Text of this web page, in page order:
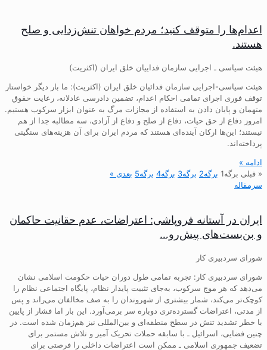
اعدام‌ها را متوقف کنید؛ مردم خواهان تنش‌زدایی و صلح
هستند.
هیئت سیاسی ـ اجرایی سازمان فداییان خلق ایران (اکثریت)
هیئت سیاسی-اجرایی سازمان فدائیان خلق ایران (اکثریت): ما بار دیگر خواستار
توقف فوری اجرای تمامی احکام اعدام، تضمین دادرسی عادلانه، رعایت حقوق
متهمان و پایان دادن به استفاده از مجازات مرگ به عنوان ابزار سرکوب هستیم.
امروز دفاع از حق حیات، دفاع از صلح و دفاع از آزادی، سه مطالبه جدا از هم
نیستند؛ این‌ها ارکان آینده‌ای هستند که مردم ایران برای آن هزینه‌های سنگینی
پرداخته‌اند.
ادامه »
« قبلی برگه1 برگه2 برگه3 برگه4 برگه5 بعدی »
سرمقاله
ایران در آستانه فروپاشی: اعتراضات، عدم حقانیت حاکمان
و بن‌بست‌های پیش‌رو…
شورای سردبیری کار
شورای سردبیری کار: تجربه تمامی طول دوران حیات حکومت اسلامی نشان
می‌دهد که هر موج سرکوب، به‌جای تثبیت پایدار نظام، پایگاه اجتماعی نظام را
کوچک‌تر می‌کند، شمار بیشتری از شهروندان را به صف مخالفان می‌راند و پس
از مدتی، اعتراضات گسترده‌تری دوباره سر برمی‌آورد. این بار اما فشار از پایین
با خطر تشدید تنش در سطح منطقه‌ای و بین‌المللی نیز هم‌زمان شده است. در
چنین فضایی، اسرائیل ـ با سابقه حملات تحریک آمیز و تلاش مستمر برای
تضعیف جمهوری اسلامی ـ ممکن است اعتراضات داخلی را فرصتی برای